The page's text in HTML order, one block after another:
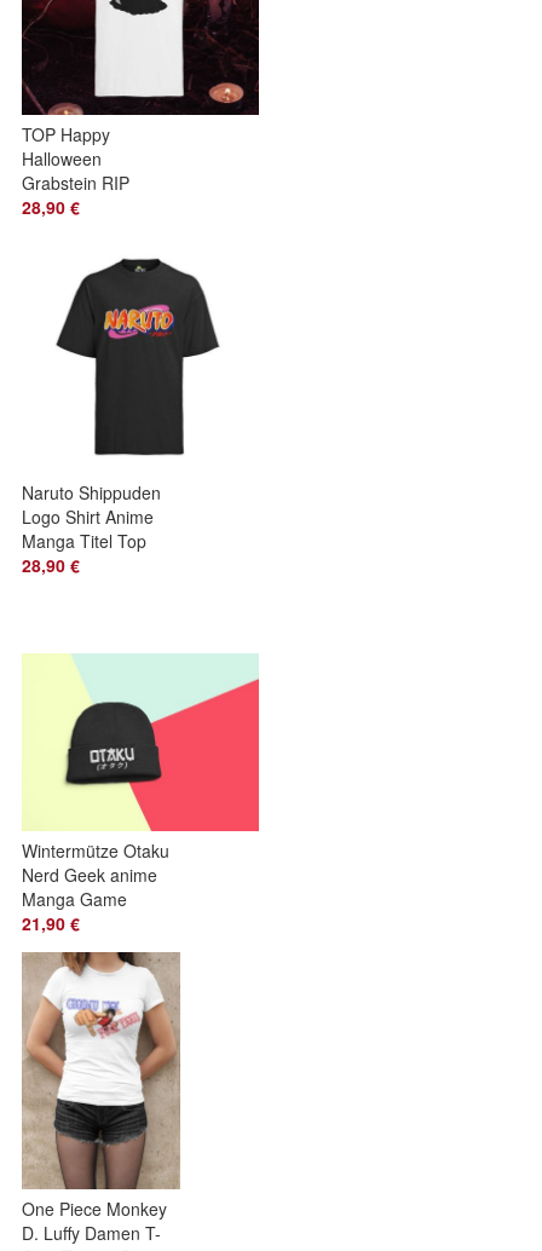
TOP Happy
Halloween
Grabstein RIP
Herren T-Shirt Bio
28,90 €
Naruto Shippuden
Logo Shirt Anime
Manga Titel Top
Herren T-Shirt Bio
28,90 €
Wintermütze Otaku
Nerd Geek anime
Manga Game
Spruch Mütze
Wollmütze Beanie
21,90 €
One Piece Monkey
D. Luffy Damen T-